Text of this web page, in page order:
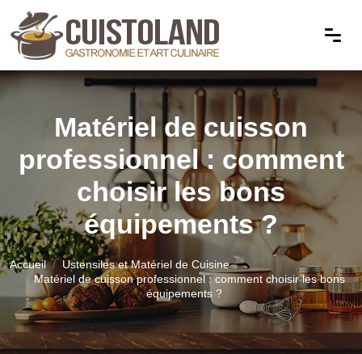
Matériel de cuisson
professionnel : comment
choisir les bons
équipements ?
Accueil
Ustensiles et Matériel de Cuisine
Matériel de cuisson professionnel : comment choisir les bons
équipements ?